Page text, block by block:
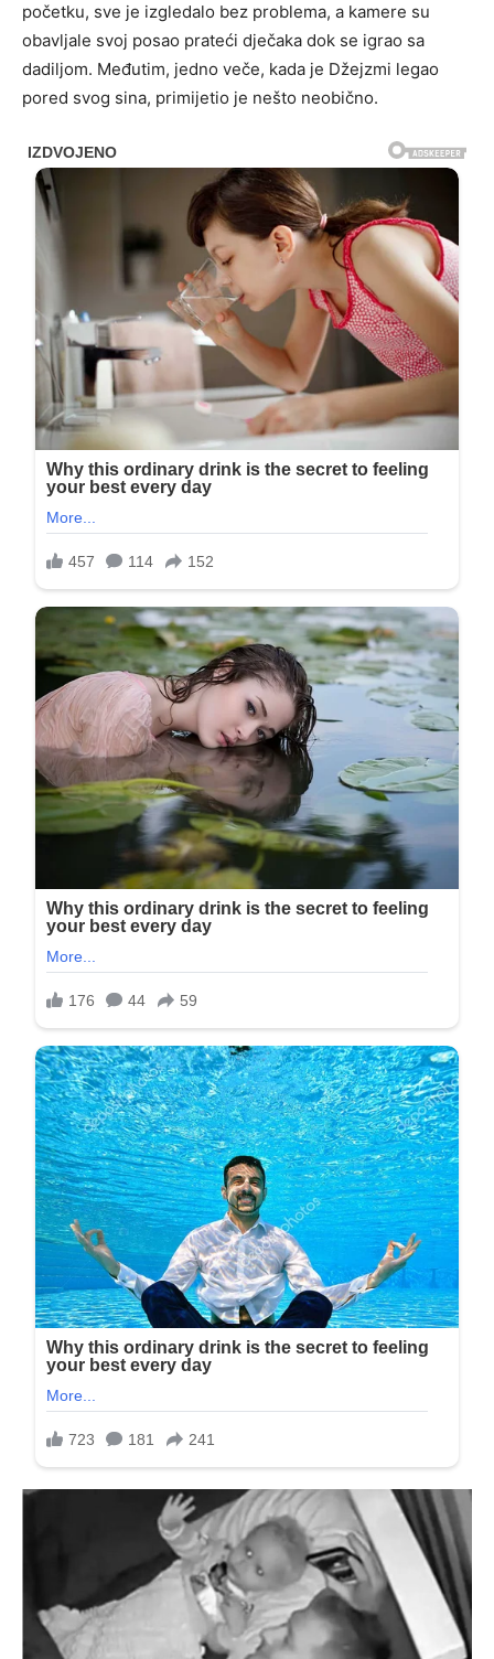
početku, sve je izgledalo bez problema, a kamere su
obavljale svoj posao prateći dječaka dok se igrao sa
dadiljom. Međutim, jedno veče, kada je Džejzmi legao
pored svog sina, primijetio je nešto neobično.